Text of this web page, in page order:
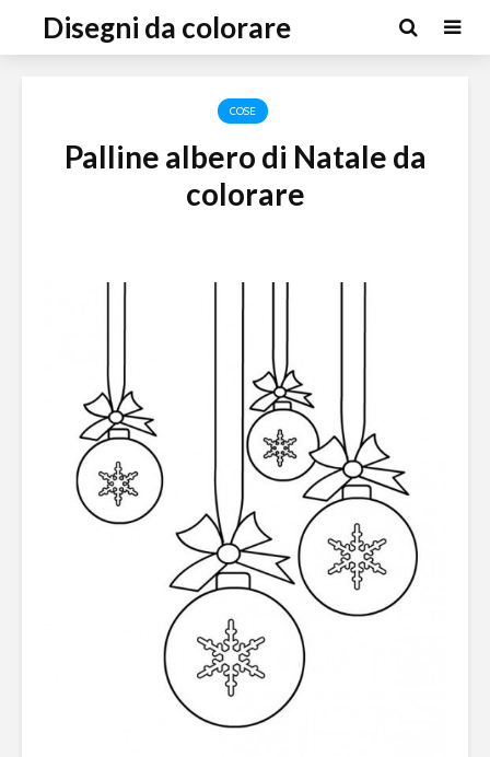
Disegni da colorare
COSE
Palline albero di Natale da
colorare